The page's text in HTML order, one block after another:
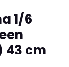
1/6
43 cm